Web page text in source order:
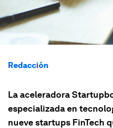
Redacción
La aceleradora
especializada en
nueve startups FinTech